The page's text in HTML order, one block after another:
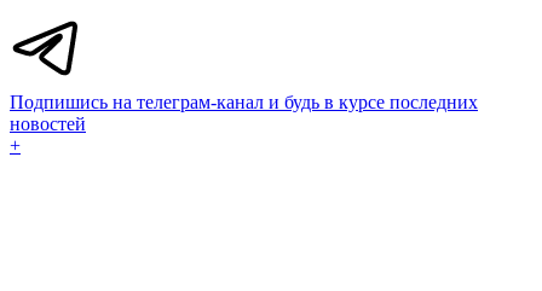
Подпишись на телеграм-канал и будь в курсе последних
новостей
+